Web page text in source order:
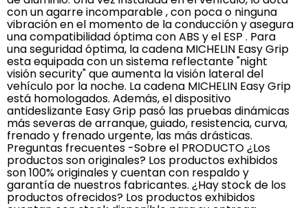
con un agarre incomparable , con poca o ninguna
vibración en el momento de la conducción y asegura
una compatibilidad óptima con ABS y el ESP . Para
una seguridad óptima, la cadena MICHELIN Easy Grip
esta equipada con un sistema reflectante "night
visión security" que aumenta la visión lateral del
vehículo por la noche. La cadena MICHELIN Easy Grip
está homologados. Además, el dispositivo
antideslizante Easy Grip pasó las pruebas dinámicas
más severas de arranque, guiado, resistencia, curva,
frenado y frenado urgente, las más drásticas.
Preguntas frecuentes -Sobre el PRODUCTO ¿Los
productos son originales? Los productos exhibidos
son 100% originales y cuentan con respaldo y
garantía de nuestros fabricantes. ¿Hay stock de los
productos ofrecidos? Los productos exhibidos